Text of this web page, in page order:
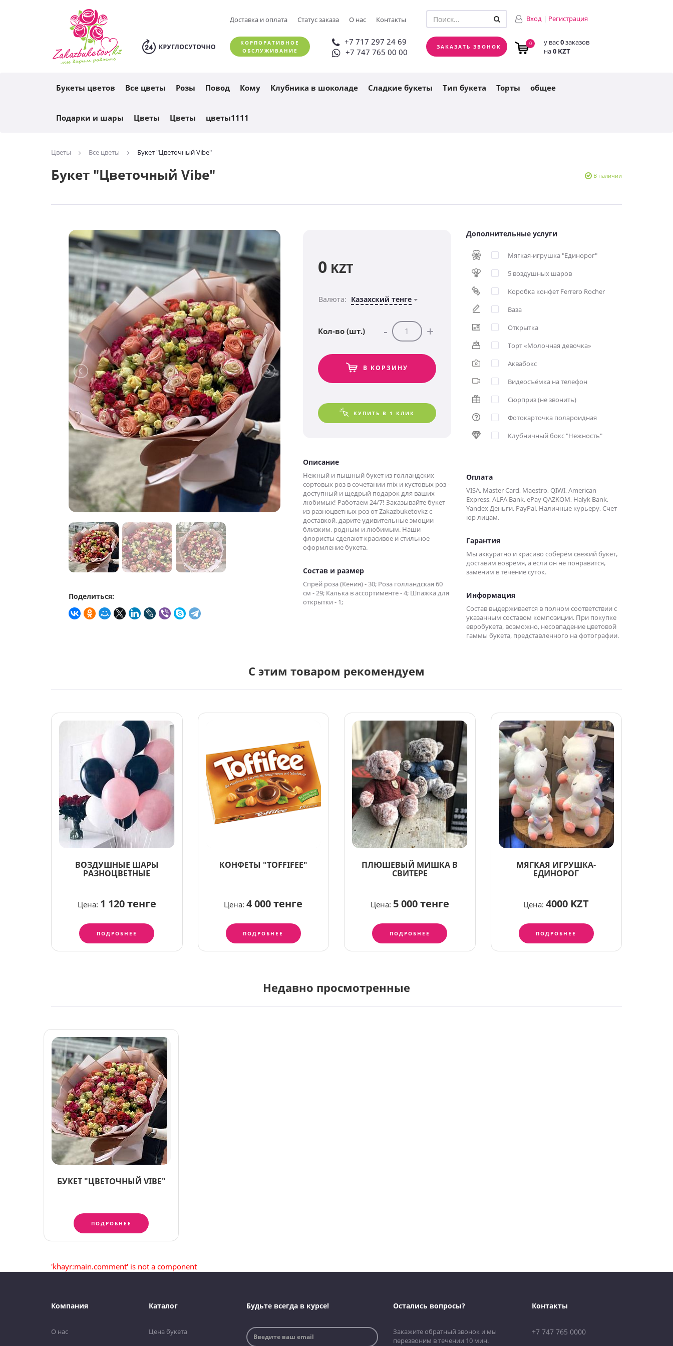
Каталог
+7 717 297 24 69
+7 747 765 00 00
ЗАКАЗАТЬ ЗВОНОК
заказов
0 KZT
Доставка и оплата Статус заказа О нас Контакты Вход | Регистрация
КОРПОРАТИВНОЕ
ОБСЛУЖИВАНИЕ
+7 717 297 24 69
+7 747 765 00 00
ЗАКАЗАТЬ ЗВОНОК 0 у вас0заказов
на0 KZT
Букеты цветов Все цветы Розы Повод Кому Клубника в шоколаде Сладкие букеты Тип букета Торты общее
Подарки и шары Цветы Цветы цветы1111
Цветы Все цветы Букет "Цветочный Vibe"
Букет "Цветочный Vibe" В наличии
Поделиться:
0 KZT
Валюта: Казахский тенге
Кол-во (шт.) - +
В КОРЗИНУ
КУПИТЬ В 1 КЛИК
Описание
Нежный и пышный букет из голландских
сортовых роз в сочетании mix и кустовых роз -
доступный и щедрый подарок для ваших
любимых! Работаем 24/7! Заказывайте букет
из разноцветных роз от Zakazbuketovkz с
доставкой, дарите удивительные эмоции
близким, родным и любимым. Наши
флористы сделают красивое и стильное
оформление букета.
Состав и размер
Спрей роза (Кения) - 30; Роза голландская 60
см - 29; Калька в ассортименте - 4; Шпажка для
открытки - 1;
Дополнительные услуги
Мягкая-игрушка "Единорог"
5 воздушных шаров
Коробка конфет Ferrero Rocher
Ваза
Открытка
Торт «Молочная девочка»
Аквабокс
Видеосъёмка на телефон
Сюрприз (не звонить)
Фотокарточка полароидная
Клубничный бокс "Нежность"
Оплата
VISA, Master Card, Maestro, QIWI, American
Express, ALFA Bank, ePay QAZKOM, Halyk Bank,
Yandex Деньги, PayPal, Наличные курьеру, Счет
юр лицам.
Гарантия
Мы аккуратно и красиво соберём свежий букет,
доставим вовремя, а если он не понравится,
заменим в течение суток.
Информация
Состав выдерживается в полном соответствии с
указанным составом композиции. При покупке
евробукета, возможно, несовпадение цветовой
гаммы букета, представленного на фотографии.
С этим товаром рекомендуем
ВОЗДУШНЫЕ ШАРЫ
РАЗНОЦВЕТНЫЕ
Цена: 1 120 тенге
ПОДРОБНЕЕ
КОНФЕТЫ "TOFFIFEE"
Цена:4 000 тенге
ПОДРОБНЕЕ
ПЛЮШЕВЫЙ МИШКА В
СВИТЕРЕ
Цена: 5 000 тенге
ПОДРОБНЕЕ
МЯГКАЯ ИГРУШКА-
ЕДИНОРОГ
Цена:4000 KZT
ПОДРОБНЕЕ
Недавно просмотренные
БУКЕТ "ЦВЕТОЧНЫЙ VIBE"
ПОДРОБНЕЕ
'khayr:main.comment' is not a component
Компания
О нас
Каталог
Цена букета
Будьте всегда в курсе! Остались вопросы?
Закажите обратный звонок и мы
перезвоним в течении 10 мин.
Контакты
+7 747 765 0000